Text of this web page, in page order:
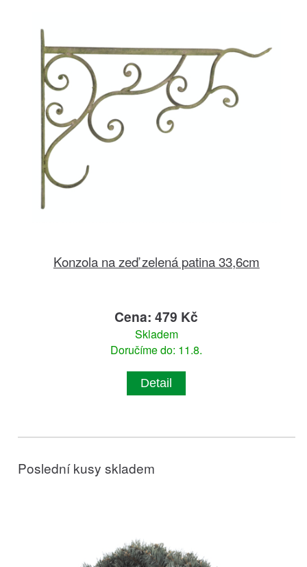
Konzola na zeď zelená patina 33,6cm
Cena: 479 Kč
Skladem
Doručíme do: 11.8.
Detail
Poslední kusy skladem